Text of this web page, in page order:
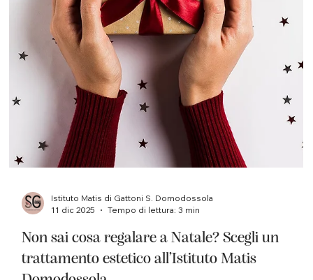
Istituto Matis di Gattoni S. Domodossola
17 dic 2025
Tempo di lettura: 4 min
Come avere una pelle luminosa: prodotti e
La luminosità è il segno più autentico di una pelle sana, vitale e
armoniosa. Non dipende solo dal make-up o dall’illuminazione,
ma dallo stato di equilibrio della pelle, dalla qualità della skincare
quotidiana e dalla scelta di trattamenti mirati. Presso l’ Istituto
Matis Domodossola di Simona Gattoni , la luminosità cutanea è
uno degli obiettivi principali dei percorsi viso e corpo, studiati